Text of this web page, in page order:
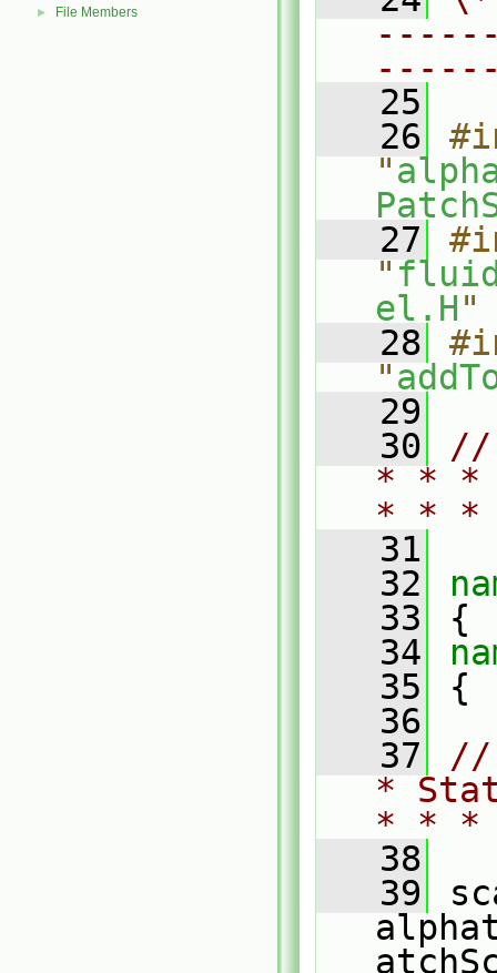
► File Members
   25
   26
"
   27
"
el.H"
   28
"
   29
   30
//
* * *
* *
   31
   32
   33
{
   34
   35
{
   36
   37
//
*
* *
   38
   39